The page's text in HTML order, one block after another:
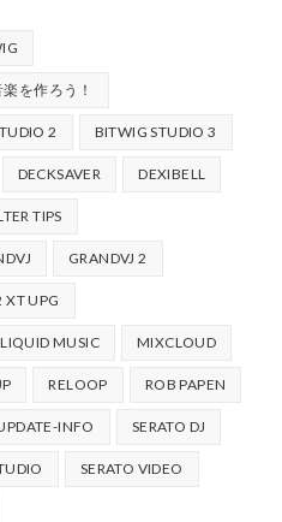
を作ろう！
2 BITWIG STUDIO 3
DECKSAVER DEXIBELL
TIPS
GRANDVJ 2
XT UPG
LIQUID MUSIC MIXCLOUD
RELOOP ROB PAPEN
INFO SERATO DJ
SERATO VIDEO